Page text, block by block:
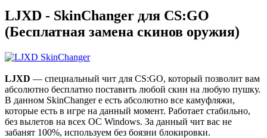
LJXD - SkinChanger для CS:GO
(Бесплатная замена скинов оружия)
LJXD — специальный чит для CS:GO, который позволит вам
абсолютно бесплатно поставить любой скин на любую пушку.
В данном SkinChanger е есть абсолютно все камуфляжи,
которые есть в игре на данный момент. Работает стабильно,
без вылетов на всех ОС Windows. За данный чит вас не
забанят 100%, используем без боязни блокировки.